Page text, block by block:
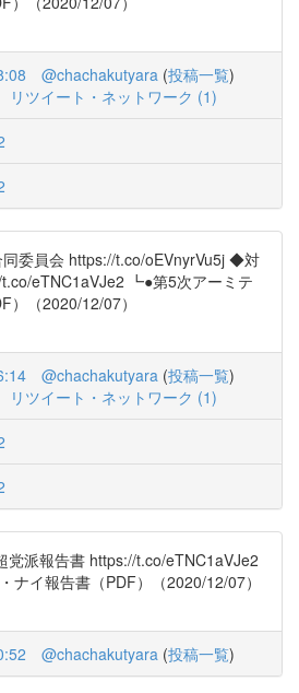
@chachakutyara (投稿一覧)
リツイート・ネットワーク (1)
委員会 https://t.co/oEVnyrVu5j ◆対
eTNC1aVJe2 ┗●第5次アーミテ
）（2020/12/07）
@chachakutyara (投稿一覧)
リツイート・ネットワーク (1)
派報告書 https://t.co/eTNC1aVJe2
ナイ報告書（PDF）（2020/12/07）
@chachakutyara (投稿一覧)